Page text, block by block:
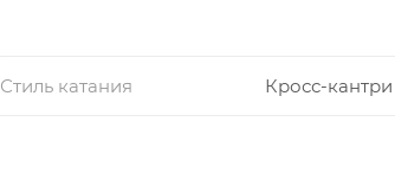
Стиль катания Кросс-кантри